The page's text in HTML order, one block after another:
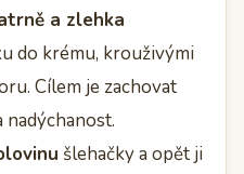
a zlehka
do krému, krouživými
Cílem je zachovat
nadýchanost.
šlehačky a opět ji